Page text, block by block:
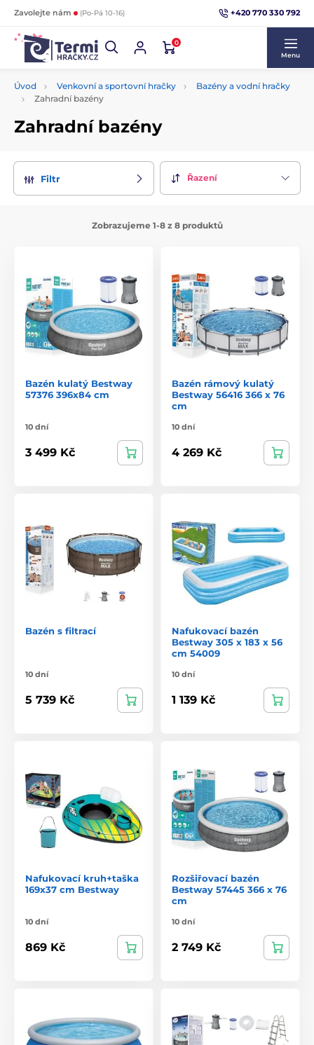
Zavolejte nám (Po-Pá 10-16) +420 770 330 792
0
Menu
Úvod Venkovní a sportovní hračky
Bazény a vodní hračky
Zahradní bazény
Zahradní bazény
Filtr Řazení
Zobrazujeme 1-8 z 8 produktů
Bazén kulatý Bestway
57376 396x84 cm
10 dní
3 499 Kč
Bazén rámový kulatý
Bestway 56416 366 x 76
cm
10 dní
4 269 Kč
Bazén s filtrací
10 dní
5 739 Kč
Nafukovací bazén
Bestway 305 x 183 x 56
cm 54009
10 dní
1 139 Kč
Nafukovací kruh+taška
169x37 cm Bestway
10 dní
869 Kč
Rozšiřovací bazén
Bestway 57445 366 x 76
cm
10 dní
2 749 Kč